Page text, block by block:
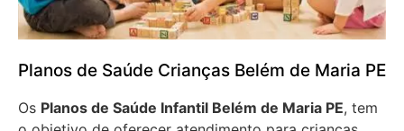
Planos de Saúde Crianças Belém de Maria PE
Os Planos de Saúde Infantil Belém de Maria PE, tem